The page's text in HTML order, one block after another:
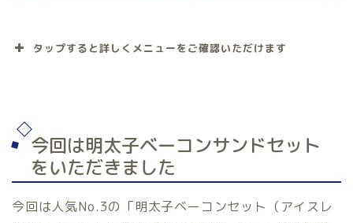
タップすると詳しくメニューをご確認いただけます
今回は明太子ベーコンサンドセット
をいただきました
今回は人気No.3の「明太子ベーコンセット（アイスレ